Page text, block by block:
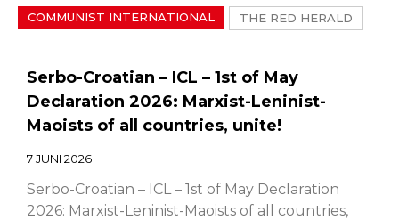
COMMUNIST INTERNATIONAL THE RED HERALD
Serbo-Croatian – ICL – 1st of May
Declaration 2026: Marxist-Leninist-
Maoists of all countries, unite!
7 JUNI 2026
Serbo-Croatian – ICL – 1st of May Declaration
2026: Marxist-Leninist-Maoists of all countries,